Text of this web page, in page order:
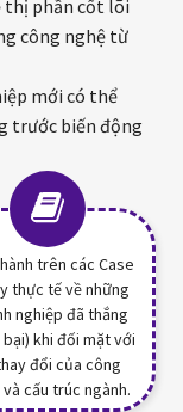
trên các Case
thực tế về những
nghiệp đã thắng
khi đối mặt với
đổi của công
cấu trúc ngành.
thị phần cốt lõi
công nghệ từ
mới có thể
trước biến động